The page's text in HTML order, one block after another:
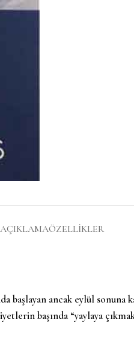
AÇIKLAMAÖZELLIKLER
ancak eylül sonuna
başında “yaylaya